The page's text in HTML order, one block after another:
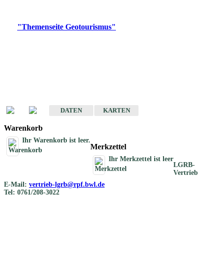
"Themenseite Geotourismus"
DATEN
KARTEN
Warenkorb
Ihr Warenkorb ist leer.
Merkzettel
Ihr Merkzettel ist leer
LGRB-
Vertrieb
E-Mail: vertrieb-lgrb@rpf.bwl.de
Tel: 0761/208-3022